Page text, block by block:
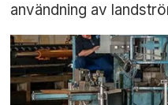
användning av